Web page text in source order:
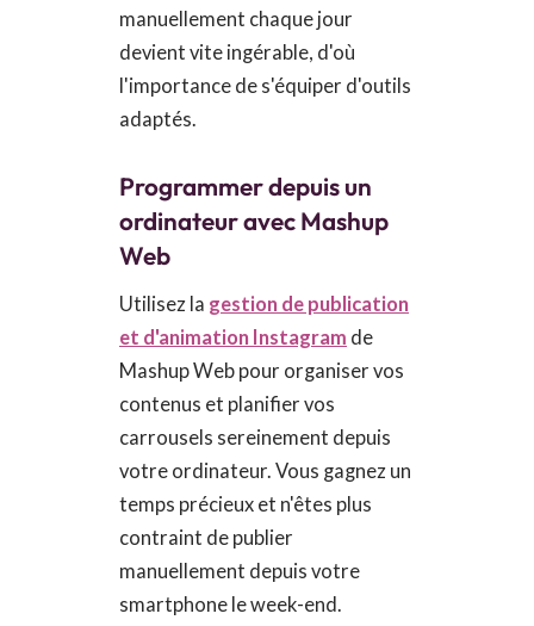
manuellement chaque jour
devient vite ingérable, d'où
l'importance de s'équiper d'outils
adaptés.
Programmer depuis un
ordinateur avec Mashup
Web
Utilisez la gestion de publication
et d'animation Instagram de
Mashup Web pour organiser vos
contenus et planifier vos
carrousels sereinement depuis
votre ordinateur. Vous gagnez un
temps précieux et n'êtes plus
contraint de publier
manuellement depuis votre
smartphone le week-end.